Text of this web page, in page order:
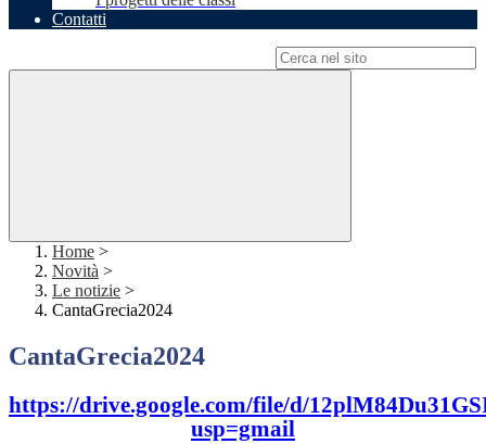
Contatti
Home >
Novità >
Le notizie >
CantaGrecia2024
CantaGrecia2024
https://drive.google.com/file/d/
usp=gmail